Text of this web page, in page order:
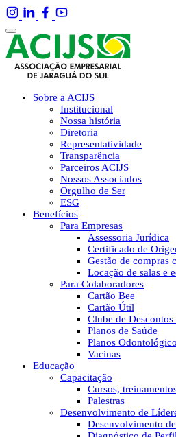
Sobre a ACIJS
Institucional
Nossa história
Diretoria
Representatividade
Transparência
Parceiros ACIJS
Nossos Associados
Orgulho de Ser
ESG
Benefícios
Para Empresas
Assessoria Jurídica
Certificado de
Gestão de compras
Locação de salas e
Para Colaboradores
Cartão Bee
Cartão Útil
Clube de Descontos
Planos de Saúde
Planos
Vacinas
Educação
Capacitação
Cursos,
Palestras
Desenvolvimento de
Desenvolvimento